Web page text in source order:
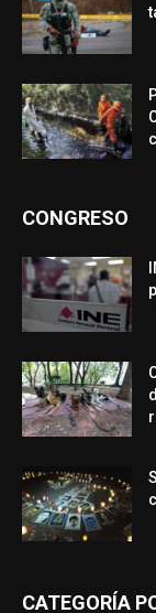
CONGRESO
CATEGORÍA